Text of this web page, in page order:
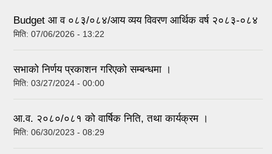
Budget आ व ०८३/०८४/आय व्यय विवरण आर्थिक वर्ष २०८३-०८४
मिति: 07/06/2026 - 13:22
सभाको निर्णय प्रकाशन गरिएको सम्बन्धमा ।
मिति: 03/27/2024 - 00:00
आ.व. २०८०/०८१ को वार्षिक निति, तथा कार्यक्रम ।
मिति: 06/30/2023 - 08:29